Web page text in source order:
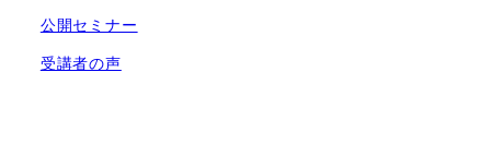
公開セミナー
受講者の声